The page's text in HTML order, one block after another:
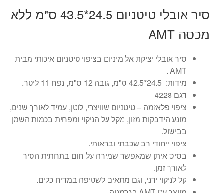
סיר אובלי טיטניום 24.5*43.5 ס"מ ללא
מכסה AMT
סיר אובלי יציקת אלומיניום בציפוי טיטניום איכותי מבית
AMT .
מידות: 24.5*42.5 ס"מ, גובה 12 ס"מ, נפח 11 ליטר.
דגם 4228
ציפוי פלאזמה – טיטניום שוויצרי, לוטן, עמיד לאורך שנים,
מונע הידבקות מזון, מקל על הניקוי ומפחית בכמות השמן
בבישול.
ציפוי ייחודי רב שכבתי ובראותי.
בסיס איתן שמאפשר שמירה על חום בתחתית הסיר
לאורך זמן.
קל לניקוי ידני, וגם מתאים לשטיפה במדיח כלים.